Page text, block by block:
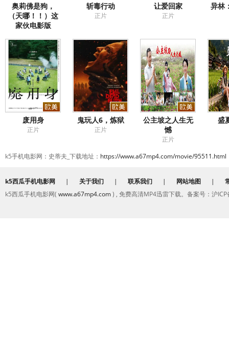
奥莉佛是狗，
（天哪！！）这
家伙电影版
斩毒行动
正片
让爱回家
正片
异林
废用身
正片
鬼玩人6，炼狱
正片
公主坡之人生无
憾
正片
盛
k5手机电影网：史蒂夫_下载地址： https://www.a67mp4.com/movie/95511.html
k5西瓜手机电影网 | 关于我们 | 联系我们 | 网站地图 |
k5西瓜手机电影网( www.a67mp4.com) , 免费高清MP4迅雷下载。备案号：沪